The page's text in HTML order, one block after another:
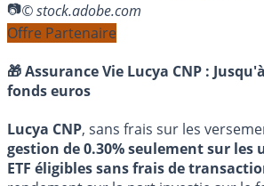
© stock.adobe.com
Offre Partenaire
🎁 Assurance Vie Lucya CNP :
fonds euros
Lucya CNP, sans frais sur les
gestion de 0.30% seulement sur les
ETF éligibles sans frais de